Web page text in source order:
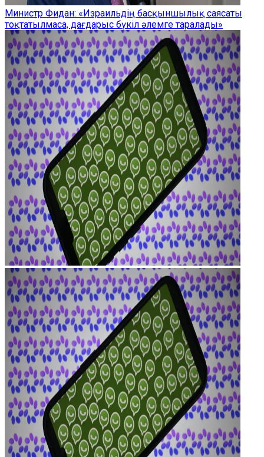
Министр Фидан: «Израильдің басқыншылық саясаты
тоқтатылмаса, дағдарыс бүкіл әлемге таралады»